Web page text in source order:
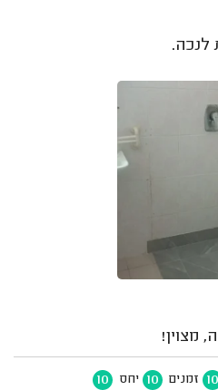
לנכה.
מצוין!
10 זמנים 10 יחס 10